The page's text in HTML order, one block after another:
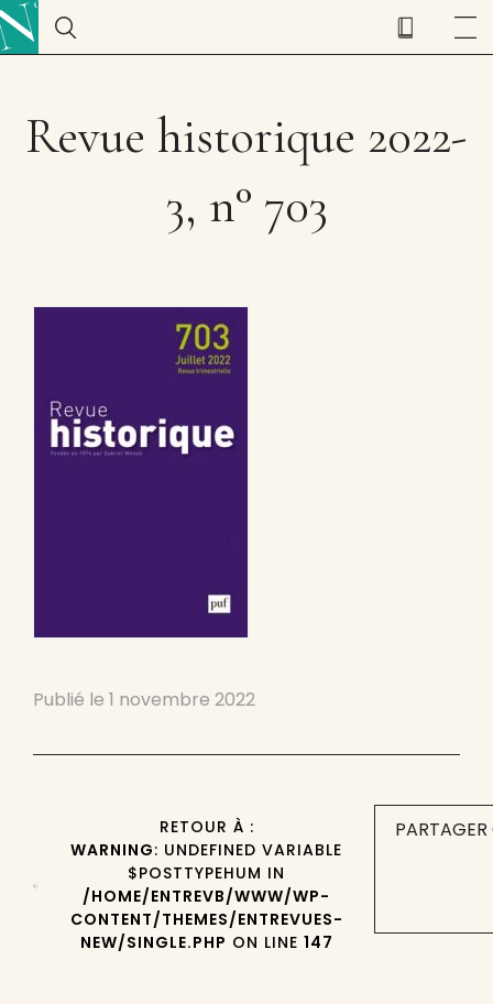
Revue historique 2022-
3, n° 703
Publié le 1 novembre 2022
RETOUR À :
WARNING: UNDEFINED VARIABLE
$POSTTYPEHUM IN
/HOME/ENTREVB/WWW/WP-
CONTENT/THEMES/ENTREVUES-
NEW/SINGLE.PHP ON LINE 147